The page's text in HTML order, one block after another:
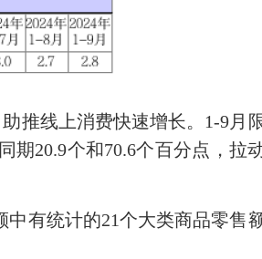
线上消费快速增长。1-9月
期20.9个和70.6个百分点，拉
有统计的21个大类商品零售